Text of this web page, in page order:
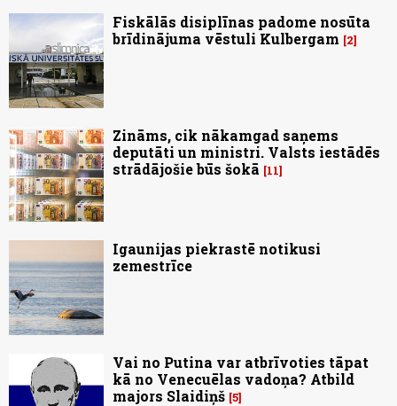
Fiskālās disiplīnas padome nosūta
brīdinājuma vēstuli Kulbergam
2
Zināms, cik nākamgad saņems
deputāti un ministri. Valsts iestādēs
strādājošie būs šokā
11
Igaunijas piekrastē notikusi
zemestrīce
Vai no Putina var atbrīvoties tāpat
kā no Venecuēlas vadoņa? Atbild
majors Slaidiņš 5